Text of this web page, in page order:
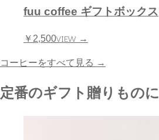
fuu coffee ギフトボックス
￥2,500VIEW →
コーヒーをすべて見る →
定番のギフト 贈りものに